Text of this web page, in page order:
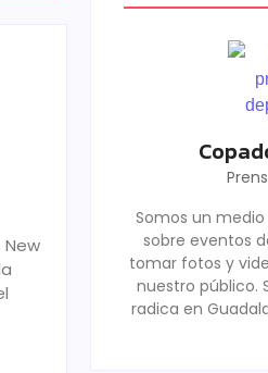
New
Somos un
sobre eventos
tomar fotos y
nuestro público.
radica en